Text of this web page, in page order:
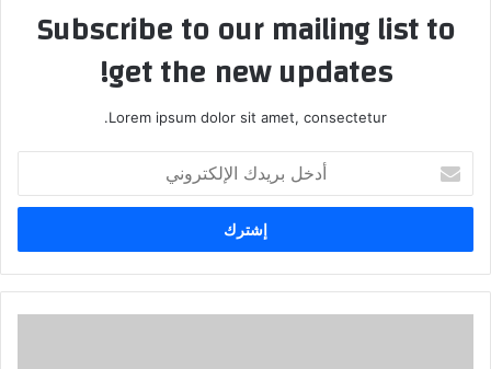
Subscribe to our mailing list to
get the new updates!
Lorem ipsum dolor sit amet, consectetur.
بريدك
الإلكتروني